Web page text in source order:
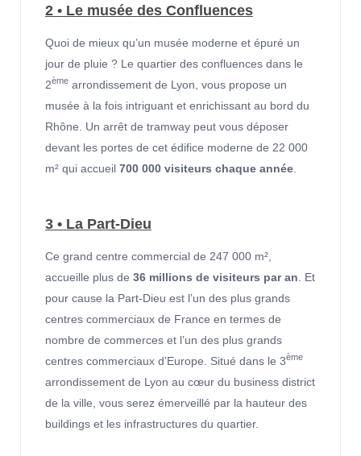
2 • Le musée des Confluences
Quoi de mieux qu’un musée moderne et épuré un
jour de pluie ? Le quartier des confluences dans le
2ème arrondissement de Lyon, vous propose un
musée à la fois intriguant et enrichissant au bord du
Rhône. Un arrêt de tramway peut vous déposer
devant les portes de cet édifice moderne de 22 000
m² qui accueil 700 000 visiteurs chaque année
3 • La Part-Dieu
Ce grand centre commercial de 247 000 m²,
accueille plus de 36 millions de visiteurs par an . Et
pour cause la Part-Dieu est l’un des plus grands
centres commerciaux de France en termes de
nombre de commerces et l’un des plus grands
centres commerciaux d’Europe. Situé dans le 3ème
arrondissement de Lyon au cœur du business district
de la ville, vous serez émerveillé par la hauteur des
buildings et les infrastructures du quartier.